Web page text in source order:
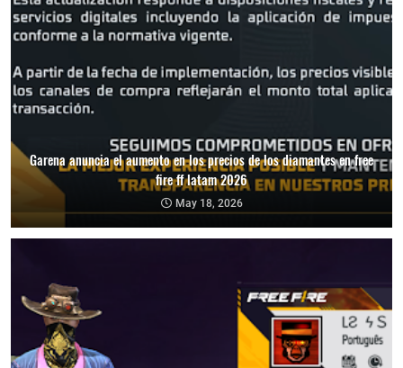
Garena anuncia el aumento en los precios de los diamantes en free
fire ff latam 2026
May 18, 2026